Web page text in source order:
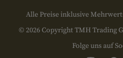
Alle Preise inklusive
© 2026 Copyright TMH Trading
Folge uns auf